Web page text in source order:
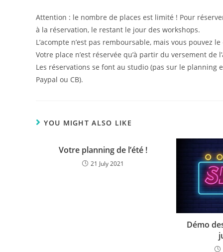
Attention : le nombre de places est limité ! Pour
à la réservation, le restant le jour des workshops.
L’acompte n’est pas remboursable, mais vous pouvez
Votre place n’est réservée qu’à partir du versement de
Les réservations se font au studio (pas sur le planning
Paypal ou CB).
YOU MIGHT ALSO LIKE
Votre planning de l’été !
21 July 2021
Démo